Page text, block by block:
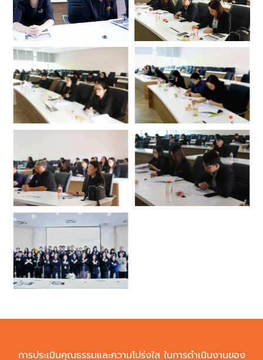
การประเมินคุณธรรมและความโปร่งใส ในการดำเนินงานของ